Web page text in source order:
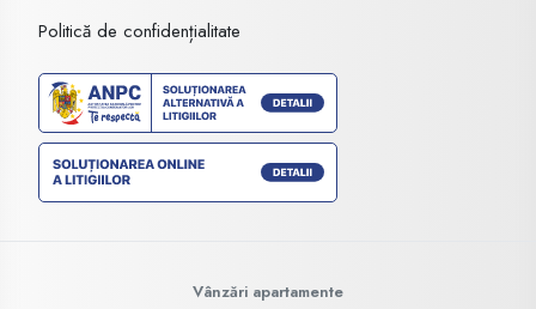
Politică de confidențialitate
Vânzări apartamente